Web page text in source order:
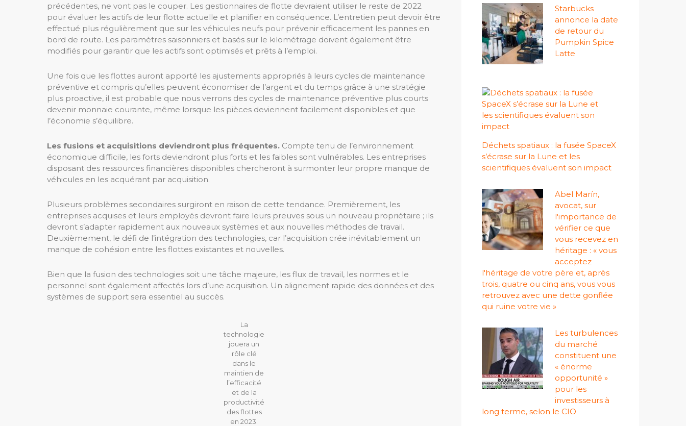
précédentes, ne vont pas le couper. Les gestionnaires de flotte devraient utiliser le reste de 2022
pour évaluer les actifs de leur flotte actuelle et planifier en conséquence. L’entretien peut devoir être
effectué plus régulièrement que sur les véhicules neufs pour prévenir efficacement les pannes en
bord de route. Les paramètres saisonniers et basés sur le kilométrage doivent également être
modifiés pour garantir que les actifs sont optimisés et prêts à l’emploi.
Une fois que les flottes auront apporté les ajustements appropriés à leurs cycles de maintenance
préventive et compris qu’elles peuvent économiser de l’argent et du temps grâce à une stratégie
plus proactive, il est probable que nous verrons des cycles de maintenance préventive plus courts
devenir monnaie courante, même lorsque les pièces deviennent facilement disponibles et que
l’économie s’équilibre.
Les fusions et acquisitions deviendront plus fréquentes. Compte tenu de l’environnement
économique difficile, les forts deviendront plus forts et les faibles sont vulnérables. Les entreprises
disposant des ressources financières disponibles chercheront à surmonter leur propre manque de
véhicules en les acquérant par acquisition.
Plusieurs problèmes secondaires surgiront en raison de cette tendance. Premièrement, les
entreprises acquises et leurs employés devront faire leurs preuves sous un nouveau propriétaire ; ils
devront s’adapter rapidement aux nouveaux systèmes et aux nouvelles méthodes de travail.
Deuxièmement, le défi de l’intégration des technologies, car l’acquisition crée inévitablement un
manque de cohésion entre les flottes existantes et nouvelles.
Bien que la fusion des technologies soit une tâche majeure, les flux de travail, les normes et le
personnel sont également affectés lors d’une acquisition. Un alignement rapide des données et des
systèmes de support sera essentiel au succès.
La
technologie
jouera un
rôle clé
dans le
maintien de
l’efficacité
et de la
productivité
des flottes
en 2023.
Starbucks
annonce la date
de retour du
Pumpkin Spice
Latte
Déchets spatiaux : la fusée SpaceX
s’écrase sur la Lune et les
scientifiques évaluent son impact
Abel Marín,
avocat, sur
l'importance de
vérifier ce que
vous recevez en
héritage : « vous
acceptez
l'héritage de votre père et, après
trois, quatre ou cinq ans, vous vous
retrouvez avec une dette gonflée
qui ruine votre vie »
Les turbulences
du marché
constituent une
« énorme
opportunité »
pour les
investisseurs à
long terme, selon le CIO